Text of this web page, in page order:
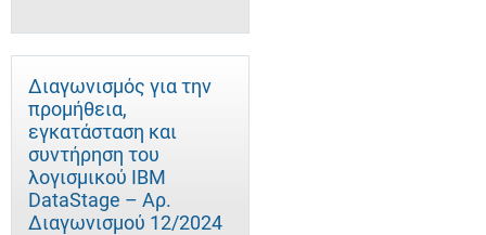
Διαγωνισμός για την
προμήθεια,
εγκατάσταση και
συντήρηση του
λογισμικού IBM
DataStage – Αρ.
Διαγωνισμού 12/2024